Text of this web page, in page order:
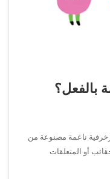
بالفعل؟
ناعمة مصنوعة من
أو المتعلقات
بكميات كبيرة، يجمع